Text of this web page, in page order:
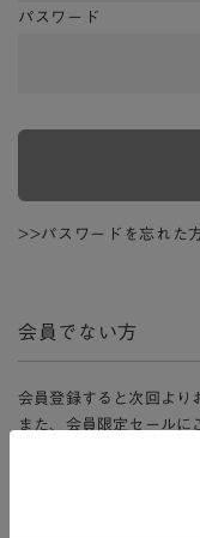
パスワード
>>パスワードを忘れた
会員でない方
会員登録すると次回より
また、会員限定セールに